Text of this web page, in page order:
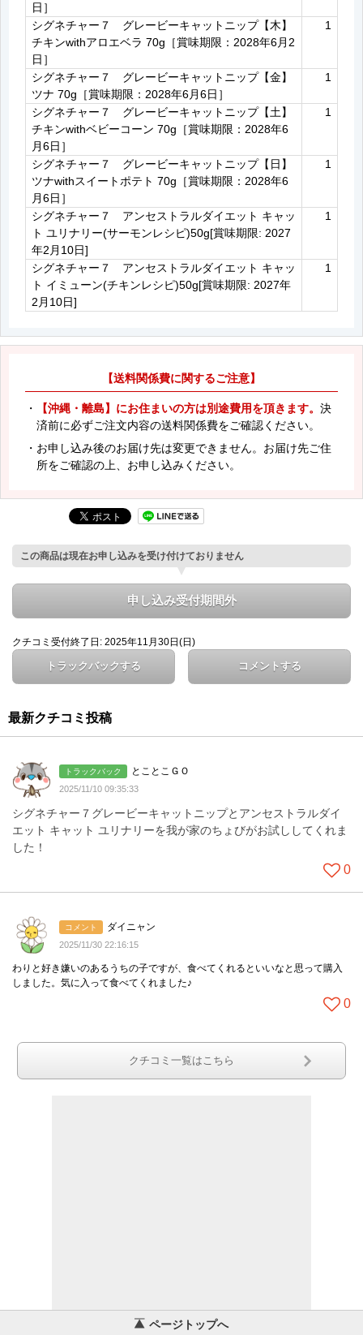
日］
シグネチャー７ グレービーキャットニップ【木】
チキンwithアロエベラ 70g［賞味期限：2028年6月2
日］
1
シグネチャー７ グレービーキャットニップ【金】
ツナ 70g［賞味期限：2028年6月6日］
1
シグネチャー７ グレービーキャットニップ【土】
チキンwithベビーコーン 70g［賞味期限：2028年6
月6日］
1
シグネチャー７ グレービーキャットニップ【日】
ツナwithスイートポテト 70g［賞味期限：2028年6
月6日］
1
シグネチャー７ アンセストラルダイエット キャッ
ト ユリナリー(サーモンレシピ)50g[賞味期限: 2027
年2月10日]
1
シグネチャー７ アンセストラルダイエット キャッ
ト イミューン(チキンレシピ)50g[賞味期限: 2027年
2月10日]
1
【送料関係費に関するご注意】
・ 【沖縄・離島】にお住まいの方は別途費用を頂きます。 決
済前に必ずご注文内容の送料関係費をご確認ください。
・お申し込み後のお届け先は変更できません。お届け先ご住
所をご確認の上、お申し込みください。
この商品は現在お申し込みを受け付けておりません
申し込み受付期間外
クチコミ受付終了日: 2025年11月30日(日)
トラックバックする コメントする
最新クチコミ投稿
トラックバック とことこＧＯ
2025/11/10 09:35:33
シグネチャー７グレービーキャットニップとアンセストラルダイ
エット キャット ユリナリーを我が家のちょびがお試ししてくれま
した！
0
コメント ダイニャン
2025/11/30 22:16:15
わりと好き嫌いのあるうちの子ですが、食べてくれるといいなと思って購入
しました。気に入って食べてくれました♪
0
クチコミ一覧はこちら
ページトップへ